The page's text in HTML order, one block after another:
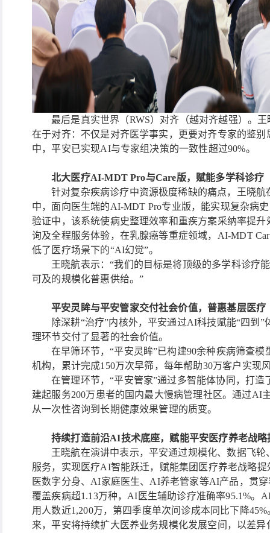
最后是真实世界（RWS）对齐（越对齐越强）。
在于对齐：不仅是对齐医学事实，更要对齐专家的鉴
中，平安已实现AI与专家组决策的一致性超过90%。
北大医疗AI-MDT Pro与Care版，赋能多学科诊疗
针对复杂疾病诊疗中资源极度稀缺的痛点，王晓
中，面向医生端的AI-MDT Pro专业版，能实现复杂病
验证中，该系统使病史整理效率和重疾方案采纳率提
询及全程服务体验，在乳腺癌等重症领域，AI-MDT
低了医疗场景下的“AI幻觉”。
王晓航表示：“我们的目标是将顶级的多学科诊疗
可及的规模化普惠供给。”
平安灵眸与平安管家交付社会价值，普惠基层医疗
除深耕“治疗”内核外，平安通过AI科技赋能“四到
理环节交付了显著的社会价值。
在早筛环节，“平安灵眸”已构建90余种疾病筛查
机构，累计完成150万次早筛，每年帮助30万客户实现
在管理环节，“平安管家”通过多智能体协同，打
建起服务200万患者的国内最大慢病管理社区。通过AI
从一次性咨询到长期健康效果管理的质变。
持续打造前沿AI技术底座，赋能平安医疗养老战略
王晓航在演讲中表示，平安通过规模化、数据飞
服务，实现医疗AI智能跃迁，赋能集团医疗养老战略
医数字分身、AI家庭医生、AI养老管家等AI产品，贯
覆盖疾病超1.13万种，AI医生辅助诊疗准确率95.1%。
用人数近1,200万，第四季度单次问诊成本同比下降
来，平安将持续扩大医养业务规模化发展空间，以差